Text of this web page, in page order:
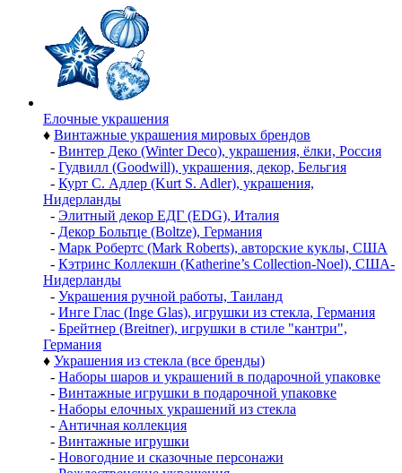
Елочные украшения
♦ Винтажные украшения мировых брендов
- Винтер Деко (Winter Deco), украшения, ёлки, Россия
- Гудвилл (Goodwill), украшения, декор, Бельгия
- Курт С. Адлер (Kurt S. Adler), украшения,
Нидерланды
- Элитный декор ЕДГ (EDG), Италия
- Декор Больтце (Boltze), Германия
- Марк Робертс (Mark Roberts), авторские куклы, США
- Кэтринс Коллекшн (Katherine’s Collection-Noel), США-
Нидерланды
- Украшения ручной работы, Таиланд
- Инге Глас (Inge Glas), игрушки из стекла, Германия
- Брейтнер (Breitner), игрушки в стиле "кантри",
Германия
♦ Украшения из стекла (все бренды)
- Наборы шаров и украшений в подарочной упаковке
- Винтажные игрушки в подарочной упаковке
- Наборы елочных украшений из стекла
- Античная коллекция
- Винтажные игрушки
- Новогодние и сказочные персонажи